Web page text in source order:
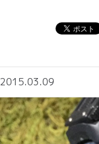
2015.03.09